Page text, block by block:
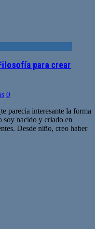
para crear
0
parecía interesante la forma
soy nacido y criado en
Desde niño, creo haber